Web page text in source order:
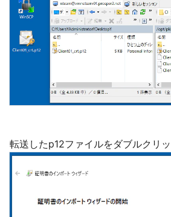
転送したp12ファイルをダブルクリ